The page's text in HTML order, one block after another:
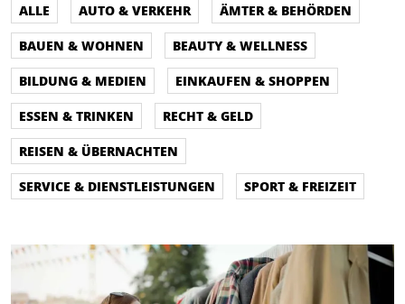
ALLE AUTO & VERKEHR
ÄMTER & BEHÖRDEN
BAUEN & WOHNEN
BEAUTY & WELLNESS
BILDUNG & MEDIEN
EINKAUFEN & SHOPPEN
ESSEN & TRINKEN
RECHT & GELD
REISEN & ÜBERNACHTEN
SERVICE & DIENSTLEISTUNGEN
SPORT & FREIZEIT